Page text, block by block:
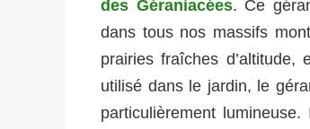
des Géraniacées. Ce
dans tous nos massifs
prairies fraîches
utilisé dans le jardin, le
particulièrement